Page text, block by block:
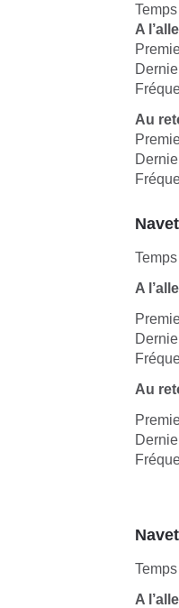
A
Au
A
Au
A